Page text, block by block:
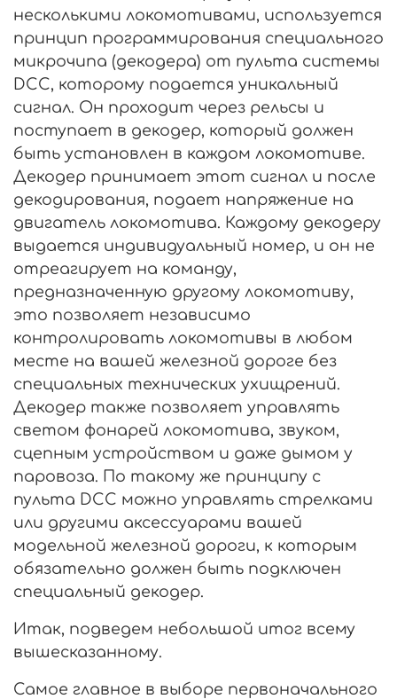
несколькими локомотивами, используется
принцип программирования специального
микрочипа (декодера) от пульта системы
DCC, которому подается уникальный
сигнал. Он проходит через рельсы и
поступает в декодер, который должен
быть установлен в каждом локомотиве.
Декодер принимает этот сигнал и после
декодирования, подает напряжение на
двигатель локомотива. Каждому декодеру
выдается индивидуальный номер, и он не
отреагирует на команду,
предназначенную другому локомотиву,
это позволяет независимо
контролировать локомотивы в любом
месте на вашей железной дороге без
специальных технических ухищрений.
Декодер также позволяет управлять
светом фонарей локомотива, звуком,
сцепным устройством и даже дымом у
паровоза. По такому же принципу с
пульта DCC можно управлять стрелками
или другими аксессуарами вашей
модельной железной дороги, к которым
обязательно должен быть подключен
специальный декодер.
Итак, подведем небольшой итог всему
вышесказанному.
Самое главное в выборе первоначального